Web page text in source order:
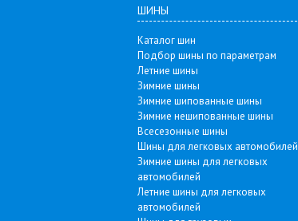
ШИНЫ
Каталог шин
Подбор шины по параметрам
Летние шины
Зимние шины
Зимние шипованные шины
Зимние нешипованные шины
Всесезонные шины
Шины для легковых автомобилей
Зимние шины для легковых
автомобилей
Летние шины для легковых
автомобилей